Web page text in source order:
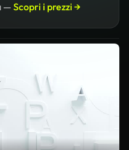
— Scopri i prezzi →